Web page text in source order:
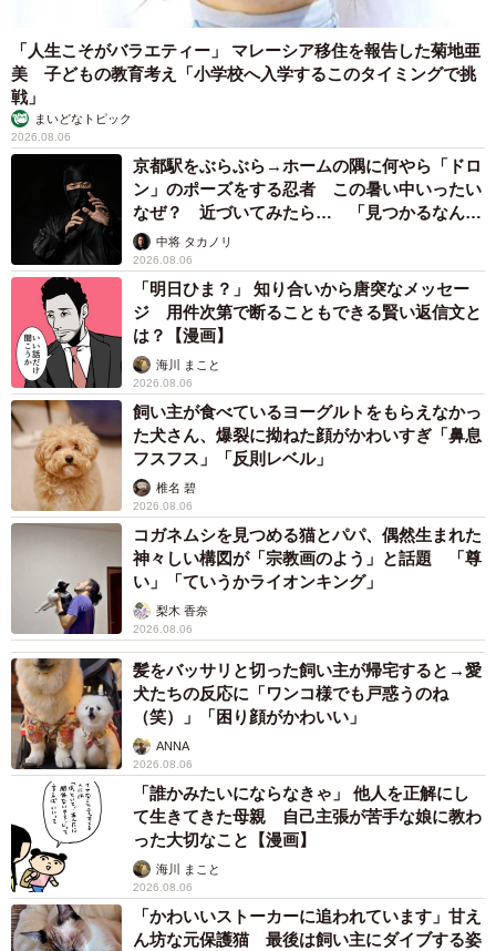
「彼氏のお母さん」から別れを告げられた上に、飼っていたトイプード
ルまで奪われることに……
過去2人の彼氏との別れ（正確にはお母さんから通達を受け
た別れ）の経験を経て、随分と成長したアヤエさんは、26
歳の頃、結婚を前提にした彼氏ができ、今度は思い切って
同棲することになったそうです。犬好きのアヤエさんは小
さい頃からの夢だったトイプードルを同棲する彼氏と一緒
に飼い、「仕事もしっかりやって、生活も楽しむ」という
将来を目指していたようですが、彼氏はこの点にギャップ
を抱いていたようです。
その彼氏は「仕事とかいいから、お前は家にいろ。家を守
れ」という昔気質のタイプだったようで、この点は活発な
アヤエさんと合わなかったようです。当時のアヤエさんは
とにかく働き詰めで帰ってくるのは深夜。やがて家に帰っ
ても彼氏と時間が合わず言葉を交わすことさえなくなり、
最後は彼氏が無言のまま実家に帰ってしまいました。
「人生こそがバラエティー」 マレーシア移住を報告した菊地亜
美 子どもの教育考え「小学校へ入学するこのタイミングで挑
戦」
まいどなトピック
2026.08.06
京都駅をぶらぶら→ホームの隅に何やら「ドロ
ン」のポーズをする忍者 この暑い中いったい
なぜ？ 近づいてみたら… 「見つかるなんて
未熟」中将 タカノリ
2026.08.06
「明日ひま？」 知り合いから唐突なメッセー
ジ 用件次第で断ることもできる賢い返信文と
は？【漫画】
海川 まこと
2026.08.06
飼い主が食べているヨーグルトをもらえなかっ
た犬さん、爆裂に拗ねた顔がかわいすぎ「鼻息
フスフス」「反則レベル」
椎名 碧
2026.08.06
コガネムシを見つめる猫とパパ、偶然生まれた
神々しい構図が「宗教画のよう」と話題 「尊
い」「ていうかライオンキング」
梨木 香奈
2026.08.06
髪をバッサリと切った飼い主が帰宅すると→愛
犬たちの反応に「ワンコ様でも戸惑うのね
（笑）」「困り顔がかわいい」
ANNA
2026.08.06
「誰かみたいにならなきゃ」 他人を正解にし
て生きてきた母親 自己主張が苦手な娘に教わ
った大切なこと【漫画】
海川 まこと
2026.08.06
「かわいいストーカーに追われています」甘え
ん坊な元保護猫 最後は飼い主にダイブする姿